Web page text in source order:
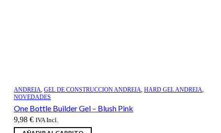
ANDREIA, GEL DE CONSTRUCCION ANDREIA, HARD GEL ANDREIA,
NOVEDADES
One Bottle Builder Gel – Blush Pink
9,98 € IVA Incl.